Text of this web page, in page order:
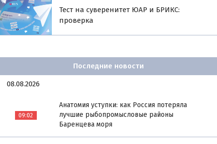
Тест на суверенитет ЮАР и БРИКС:
проверка
Последние новости
08.08.2026
09:02
Анатомия уступки: как Россия потеряла
лучшие рыбопромысловые районы
Баренцева моря